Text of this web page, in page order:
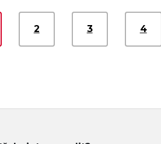
2 3 4